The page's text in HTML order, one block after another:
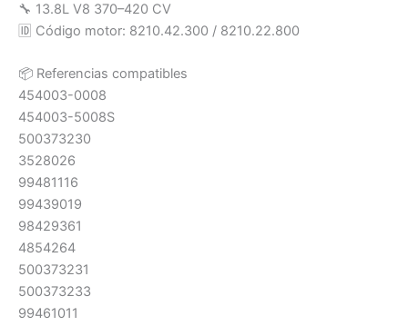
🔧 13.8L V8 370–420 CV
🆔 Código motor: 8210.42.300 / 8210.22.800
📦 Referencias compatibles
454003-0008
454003-5008S
500373230
3528026
99481116
99439019
98429361
4854264
500373231
500373233
99461011